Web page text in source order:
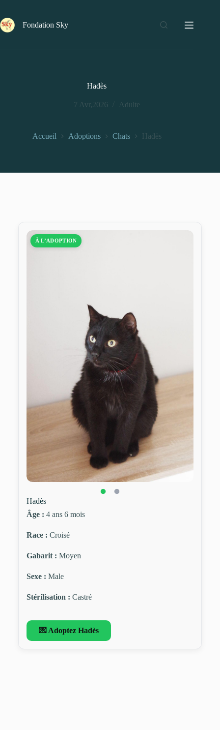
Fondation Sky
Hadès
7 Avr,2026 Adulte
Accueil Adoptions Chats Hadès
À L’ADOPTION
Hadès
Âge : 4 ans 6 mois
Race : Croisé
Gabarit : Moyen
Sexe : Male
Stérilisation : Castré
💌 Adoptez Hadès